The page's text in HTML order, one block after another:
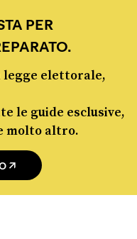
PER
legge elettorale,
le guide esclusive,
molto altro.